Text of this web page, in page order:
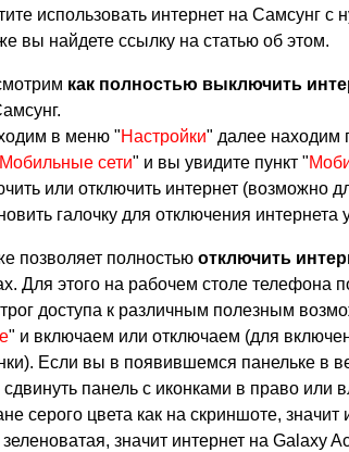
использовать интернет на Самсунг с
вы найдете ссылку на статью об этом.
как полностью выключить
в меню "Настройки" далее находим
Мобильные сети" и вы увидите пункт "
или отключить интернет (возможно
галочку для отключения интернета
позволяет полностью отключить
Для этого на рабочем столе телефона
доступа к различным полезным
" и включаем или отключаем (для
Если вы в появившемся панельке в
панель с иконками в право или
серого цвета как на скриншоте,
значит интернет на Galaxy